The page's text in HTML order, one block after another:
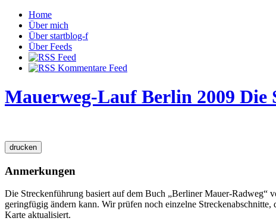
Home
Über mich
Über startblog-f
Über Feeds
Mauerweg-Lauf Berlin 2009 Die
Anmerkungen
Die Streckenführung basiert auf dem Buch „Berliner Mauer-Radweg“
geringfügig ändern kann. Wir prüfen noch einzelne
Karte aktualisiert.